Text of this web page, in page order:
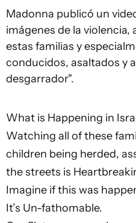
Madonna publicó un
imágenes de la violencia,
estas familias y
conducidos, asaltados y
desgarrador".
What is Happening in
Watching all of these
children being herded,
the streets is
Imagine if this was
It’s Un-fathomable.